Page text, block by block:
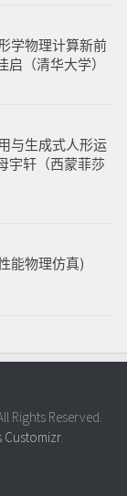
形学物理计算新前
（清华大学）
用与生成式人形运
宇轩（西蒙菲莎
性能物理仿真)
Reserved.
Customizr.